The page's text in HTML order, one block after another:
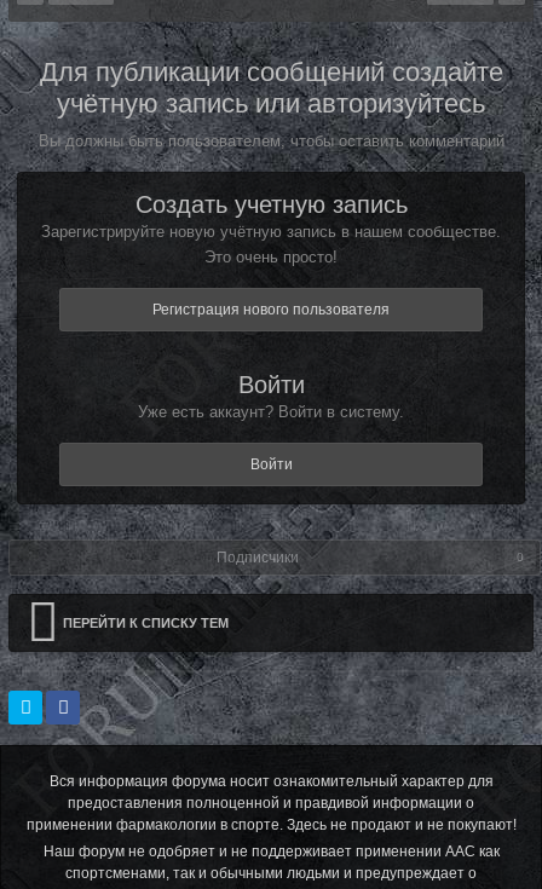
Для публикации сообщений создайте
учётную запись или авторизуйтесь
Вы должны быть пользователем, чтобы оставить комментарий
Создать учетную запись
Зарегистрируйте новую учётную запись в нашем сообществе.
Это очень просто!
Регистрация нового пользователя
Войти
Уже есть аккаунт? Войти в систему.
Войти
Подписчики 0
ПЕРЕЙТИ К СПИСКУ ТЕМ
Вся информация форума носит ознакомительный характер для
предоставления полноценной и правдивой информации о
применении фармакологии в спорте. Здесь не продают и не покупают!
Наш форум не одобряет и не поддерживает применении ААС как
спортсменами, так и обычными людьми и предупреждает о